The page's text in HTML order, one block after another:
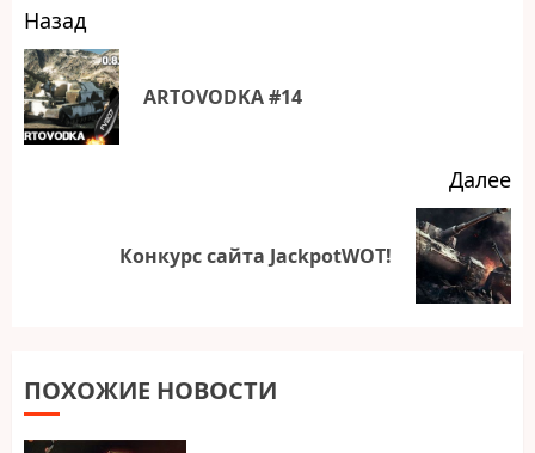
Навигация
записи
Назад
ARTОVODKA #14
Далее
СледующаяКонкурс сайта JackpotWOT!
ПОХОЖИЕ НОВОСТИ